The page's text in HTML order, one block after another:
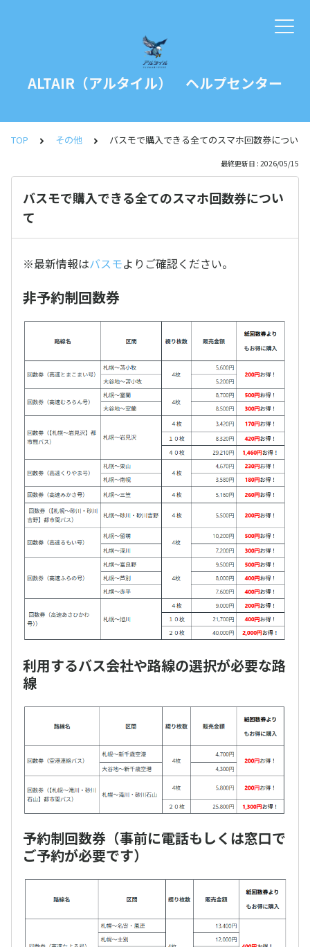
ALTAIR（アルタイル） ヘルプセンター
TOP その他 バスモで購入できる全てのスマホ回数券について
最終更新日 : 2026/05/15
バスモで購入できる全てのスマホ回数券につい
て
※最新情報はバスモよりご確認ください。
非予約制回数券
利用するバス会社や路線の選択が必要な路
線
予約制回数券（事前に電話もしくは窓口で
ご予約が必要です）